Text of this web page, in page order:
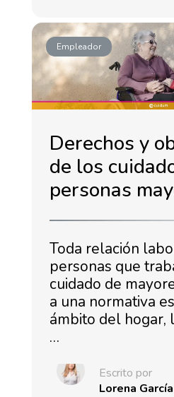
Empleador
Derechos y
de los
personas
Toda relación
personas que
cuidado de
a una normativa
ámbito del hogar,
…
Escrito por
Lorena García